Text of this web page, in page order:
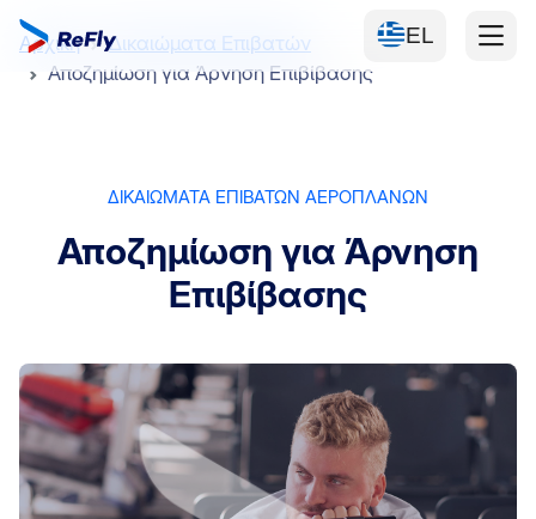
EL
Αρχική
Δικαιώματα Επιβατών
Αποζημίωση για Άρνηση Επιβίβασης
ΔΙΚΑΙΩΜΑΤΑ ΕΠΙΒΑΤΩΝ ΑΕΡΟΠΛΑΝΩΝ
Αποζημίωση για Άρνηση
Επιβίβασης